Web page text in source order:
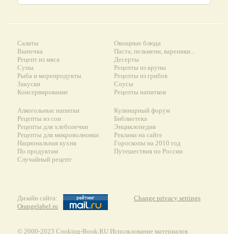
Салаты
Выпечка
Рецепт из мяса
Супы
Рыба и морепродукты
Закуски
Консервирование
Овощные блюда
Паста, пельмени, вареники...
Десерты
Рецепты из крупы
Рецепты из грибов
Соусы
Рецепты напитков
Алкогольные напитки
Рецепты из сои
Рецепты для хлебопечки
Рецепты для микроволновки
Национальная кухня
По продуктам
Случайный рецепт
Кулинарный форум
Библиотека
Энциклопедия
Реклама на сайте
Гороскопы на 2010 год
Путешествия по России
Дизайн сайта:
Orangelabel.ru
Change privacy settings
© 2000-2023 Сooking-Book.RU Использование материалов